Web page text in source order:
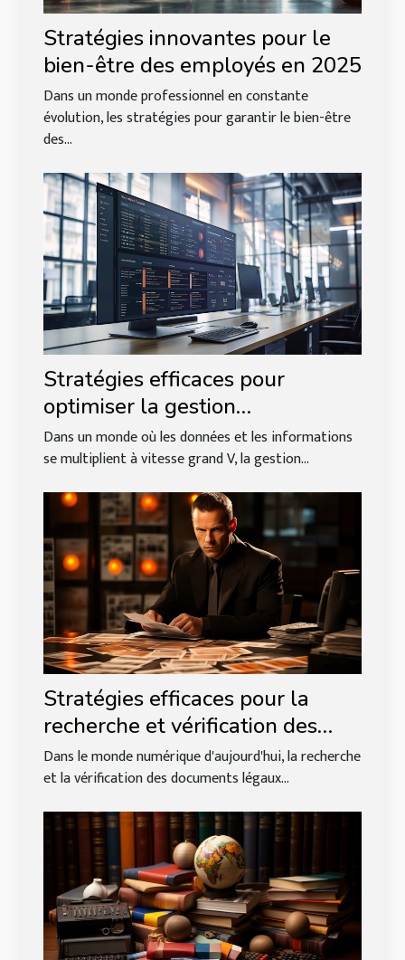
Stratégies innovantes pour le
bien-être des employés en 2025
Dans un monde professionnel en constante
évolution, les stratégies pour garantir le bien-être
des...
Stratégies efficaces pour
optimiser la gestion
documentaire en entreprise
Dans un monde où les données et les informations
se multiplient à vitesse grand V, la gestion...
Stratégies efficaces pour la
recherche et vérification des
documents légaux d'entreprises
sur internet
Dans le monde numérique d'aujourd'hui, la recherche
et la vérification des documents légaux...